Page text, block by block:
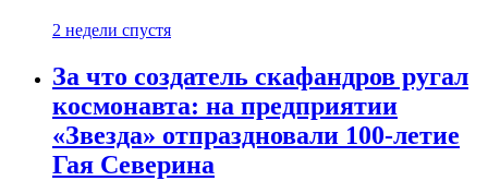
2 недели спустя
За что создатель скафандров ругал
космонавта: на предприятии
«Звезда» отпраздновали 100-летие
Гая Северина